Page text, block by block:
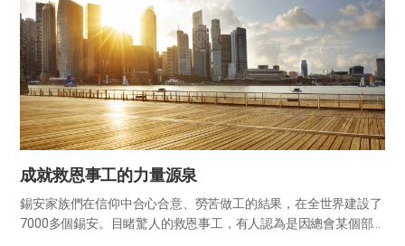
成就救恩事工的力量源泉
錫安家族們在信仰中合心合意、勞苦做工的結果，在全世界建設了
7000多個錫安。目睹驚人的救恩事工，有人認為是因總會某個部